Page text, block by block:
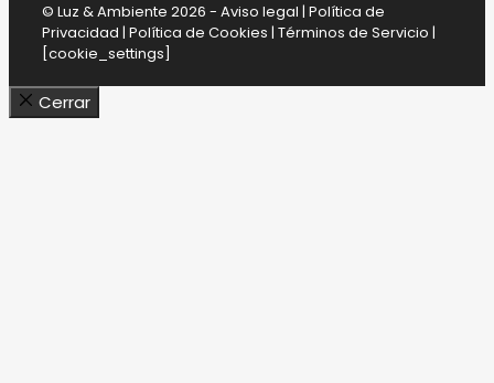
© Luz & Ambiente 2026 - Aviso legal | Política de
Privacidad | Política de Cookies | Términos de Servicio |
[cookie_settings]
Cerrar